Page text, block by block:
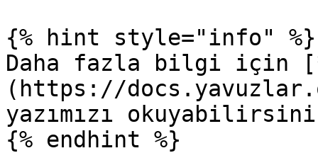
{% hint style="info" %}
Daha fazla bilgi için
(https://
yazımızı
{% endhint %}